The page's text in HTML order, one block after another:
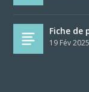
Fiche de
19 Fév 2025